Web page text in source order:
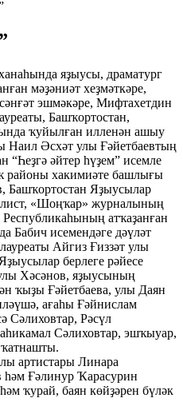
яҙыусы, драматург
мәҙәниәт хеҙмәткәре,
эшмәкәре, Мифтахетдин
Башҡортостан,
ҡуйылған илленән ашыу
Наил Әсхәт улы Ғәйетбаевтың
әйтер һүҙем” исемле
районы хакимиәте башлығы
Башҡортостан Яҙыусылар
«Шоңҡар» журналының
атҡаҙанған
Бабич исемендәге дәүләт
Айгиз Ғиззәт улы
берлеге рәйесе
Хәсәнов, яҙыусының
ҡыҙы Ғәйетбаева, улы Даян
ағаһы Ғәйнислам
Сәлиховтар, Рәсүл
Сәлиховтар, эшҡыуар,
ҡатнашты.
артистары Линара
Ғәлинур Ҡарасурин
ҡурай, баян көйҙәрен бүләк